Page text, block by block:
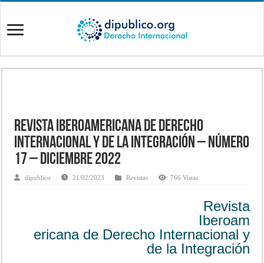
Revista Iberoamericana de Derecho
Internacional y de la Integración – Número
17 – Diciembre 2022
dipublico 21/02/2023 Revistas 766 Vistas
Revista
Iberoam
ericana de Derecho Internacional y
de la Integración